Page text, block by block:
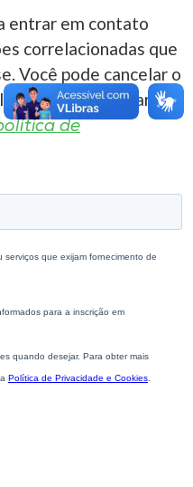
entrar em contato
correlacionadas que
Você pode cancelar o
momento. Para
de